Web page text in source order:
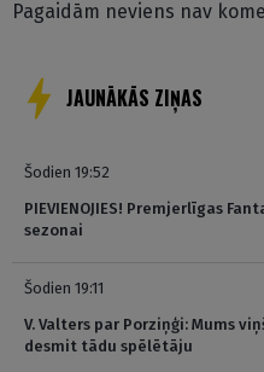
Pagaidām neviens nav
JAUNĀKĀS ZIŅAS
Šodien 19:52
PIEVIENOJIES! Premjerlīgas
sezonai
Šodien 19:11
V. Valters par Porziņģi: Mums
desmit tādu spēlētāju